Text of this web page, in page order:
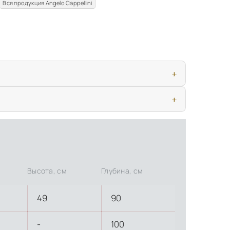
Вся продукция Angelo Cappellini
Высота, см Глубина, см
49 90
- 100